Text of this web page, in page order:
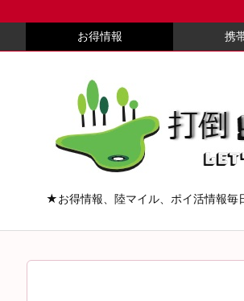
お得情報 携
★お得情報、陸マイル、ポイ活情報